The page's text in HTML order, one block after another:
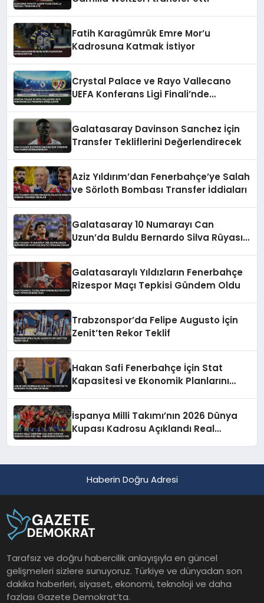
Fatih Karagümrük Emre Mor’u
Kadrosuna Katmak İstiyor
Crystal Palace ve Rayo Vallecano
UEFA Konferans Ligi Finali’nde
Galatasaray Davinson Sanchez İçin
Transfer Tekliflerini Değerlendirecek
Aziz Yıldırım’dan Fenerbahçe’ye Salah
ve Sörloth Bombası Transfer İddiaları
Galatasaray 10 Numarayı Can
Uzun’da Buldu Bernardo Silva Rüyası
Galatasaraylı Yıldızların Fenerbahçe
Rizespor Maçı Tepkisi Gündem Oldu
Trabzonspor’da Felipe Augusto İçin
Zenit’ten Rekor Teklif
Hakan Safi Fenerbahçe İçin Stat
Kapasitesi ve Ekonomik Planlarını
İspanya Milli Takımı’nın 2026 Dünya
Kupası Kadrosu Açıklandı Real
Haberin Doğru Adresi
Tarafsız ve doğru habercilik anlayışıyla en güncel
gelişmeleri sizlere sunuyoruz. Türkiye ve dünyadan son
dakika haberleri, siyaset, ekonomi, teknoloji ve daha
fazlası Gazete Demokrat’ta.